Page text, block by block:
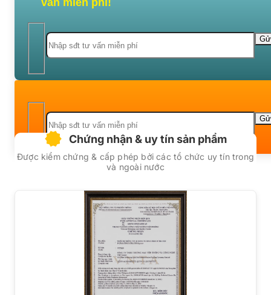
vấn miễn phí!
Chứng nhận & uy tín sản phẩm
Được kiểm chứng & cấp phép bởi các tổ chức uy tín trong
và ngoài nước